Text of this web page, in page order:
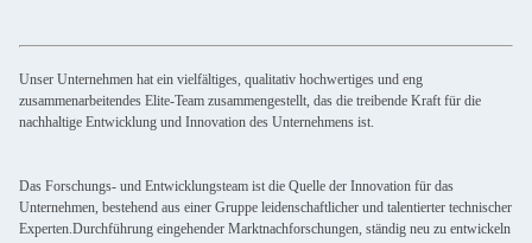
Unser Unternehmen hat ein vielfältiges, qualitativ hochwertiges und eng
zusammenarbeitendes Elite-Team zusammengestellt, das die treibende Kraft für die
nachhaltige Entwicklung und Innovation des Unternehmens ist.
Das Forschungs- und Entwicklungsteam ist die Quelle der Innovation für das
Unternehmen, bestehend aus einer Gruppe leidenschaftlicher und talentierter technischer
Experten.Durchführung eingehender Marktnachforschungen, ständig neu zu entwickeln